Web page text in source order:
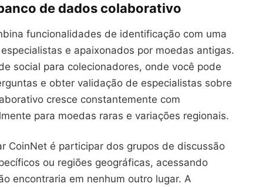
de dados colaborativo
funcionalidades de identificação com uma
e apaixonados por moedas antigas.
social para colecionadores, onde você pode
e obter validação de especialistas sobre
cresce constantemente com
para moedas raras e variações regionais.
CoinNet é participar dos grupos de discussão
ou regiões geográficas, acessando
encontraria em nenhum outro lugar. A